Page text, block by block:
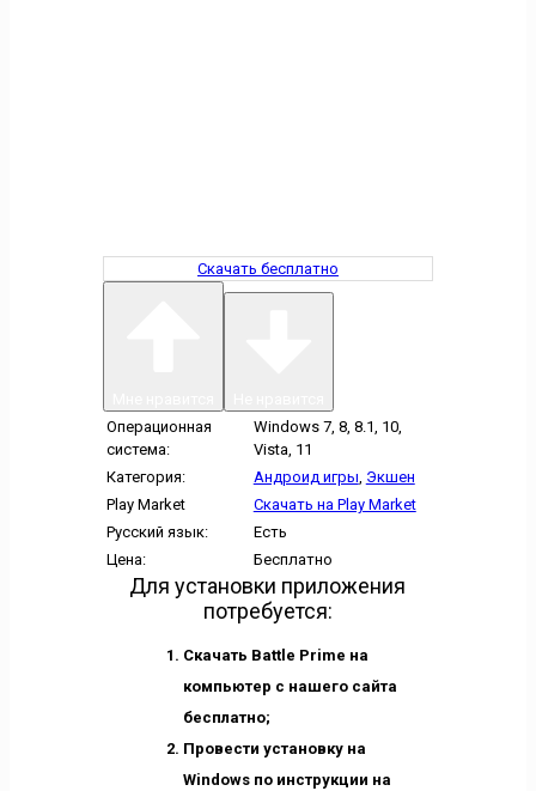
Скачать бесплатно
Операционная
система:
Windows 7, 8, 8.1, 10,
Vista, 11
Категория:
Андроид игры, Экшен
Play Market
Скачать на Play Market
Русский язык:
Есть
Цена:
Бесплатно
Для установки приложения
потребуется:
Скачать Battle Prime на
компьютер с нашего сайта
бесплатно;
Провести установку на
Windows по инструкции на